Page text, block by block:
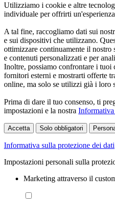
Utilizziamo i cookie e altre
individuale per offrirti
A tal fine, raccogliamo dati sui
e sui dispositivi che utilizzano.
ottimizzare continuamente il
e contenuti personalizzati e per
Inoltre, possiamo confrontare i
fornitori esterni e mostrarti offerte
online, ma solo se utilizzi già i loro
Prima di dare il tuo consenso, ti
impostazioni e la nostra Informativa
Accetta Solo obbligatori
Informativa sulla protezione dei dati
Impostazioni personali sulla
Marketing attraverso il